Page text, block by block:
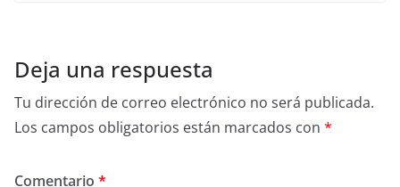
Deja una respuesta
Tu dirección de correo electrónico no será publicada.
Los campos obligatorios están marcados con *
Comentario *